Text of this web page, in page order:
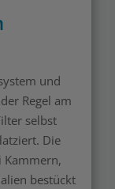
und
Regel am
selbst
Die
Kammern,
bestückt